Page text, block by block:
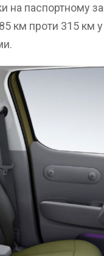
на паспортному
км проти 315 км